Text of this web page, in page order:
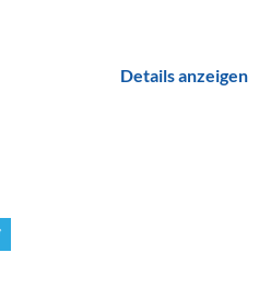
Details anzeigen